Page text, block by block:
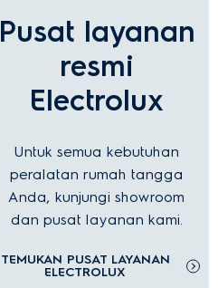
Pusat layanan
resmi
Electrolux
Untuk semua kebutuhan
peralatan rumah tangga
Anda, kunjungi showroom
dan pusat layanan kami.
TEMUKAN PUSAT LAYANAN
ELECTROLUX